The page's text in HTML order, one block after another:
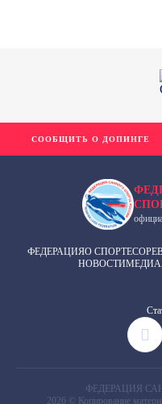
ФЕДЕРАЦИЯО СПОРТЕ
НОВОСТИМЕДИА
СООБЩИТЬ О ДОПИНГЕ
ФЕДЕРАЦИЯ
2026 © Копирование